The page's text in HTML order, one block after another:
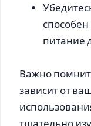
питание
Важно
зависит от
тщательно